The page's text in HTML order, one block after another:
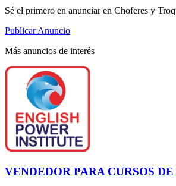
Sé el primero en anunciar en Choferes y
Publicar Anuncio
Más anuncios de interés
VENDEDOR PARA CURSOS